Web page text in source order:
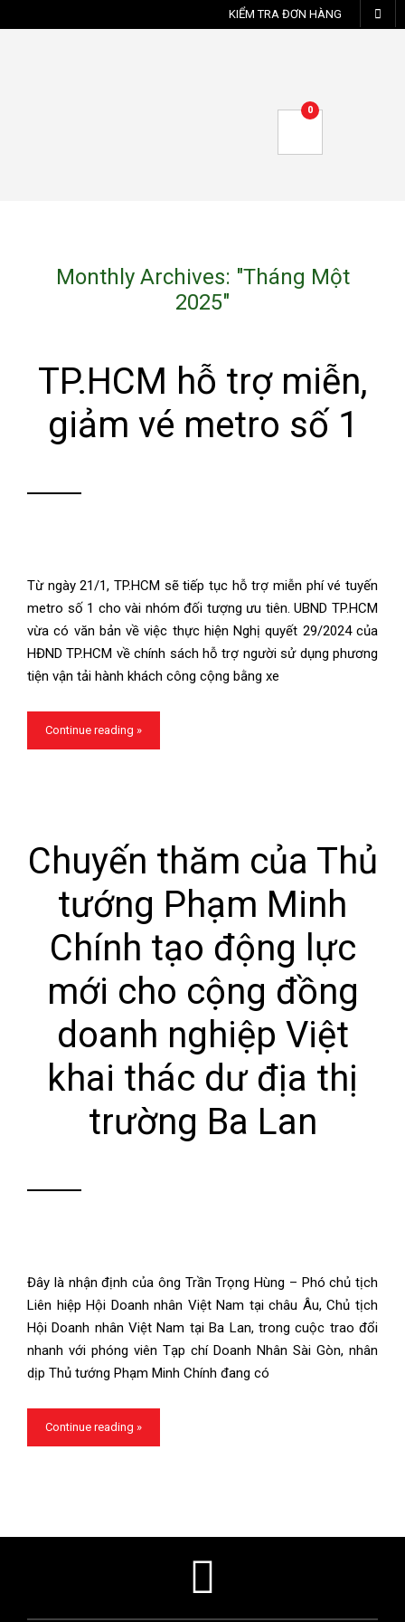
KIỂM TRA ĐƠN HÀNG
0
Monthly Archives: "Tháng Một
2025"
TP.HCM hỗ trợ miễn,
giảm vé metro số 1
Từ ngày 21/1, TP.HCM sẽ tiếp tục hỗ trợ miễn phí vé tuyến
metro số 1 cho vài nhóm đối tượng ưu tiên. UBND TP.HCM
vừa có văn bản về việc thực hiện Nghị quyết 29/2024 của
HĐND TP.HCM về chính sách hỗ trợ người sử dụng phương
tiện vận tải hành khách công cộng bằng xe
Continue reading »
Chuyến thăm của Thủ
tướng Phạm Minh
Chính tạo động lực
mới cho cộng đồng
doanh nghiệp Việt
khai thác dư địa thị
trường Ba Lan
Đây là nhận định của ông Trần Trọng Hùng – Phó chủ tịch
Liên hiệp Hội Doanh nhân Việt Nam tại châu Âu, Chủ tịch
Hội Doanh nhân Việt Nam tại Ba Lan, trong cuộc trao đổi
nhanh với phóng viên Tạp chí Doanh Nhân Sài Gòn, nhân
dịp Thủ tướng Phạm Minh Chính đang có
Continue reading »